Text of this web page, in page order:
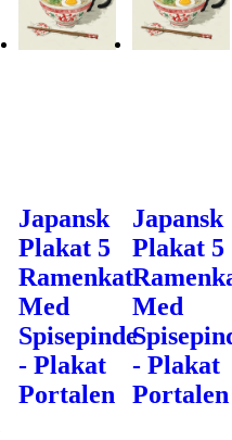
Japansk
Plakat 5
Ramenkat
Med
Spisepinde
- Plakat
Portalen
Japansk
Plakat 5
Med
- Plakat
Portalen